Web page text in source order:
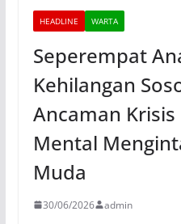
HEADLINE WARTA
Seperempat
Kehilangan
Ancaman
Mental
Muda
30/06/2026 admin